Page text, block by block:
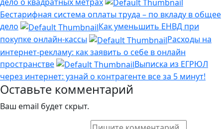
Бестарифная система оплаты труда – по вкладу в общее
дело
Как уменьшить ЕНВД при
покупке онлайн-кассы
Расходы на
интернет-рекламу: как заявить о себе в онлайн
пространстве
Выписка из ЕГРЮЛ
через интернет: узнай о контрагенте все за 5 минут!
Оставьте комментарий
Ваш email будет скрыт.